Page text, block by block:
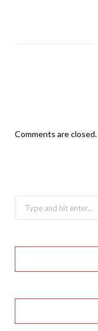
Comments are closed.
Search
for: